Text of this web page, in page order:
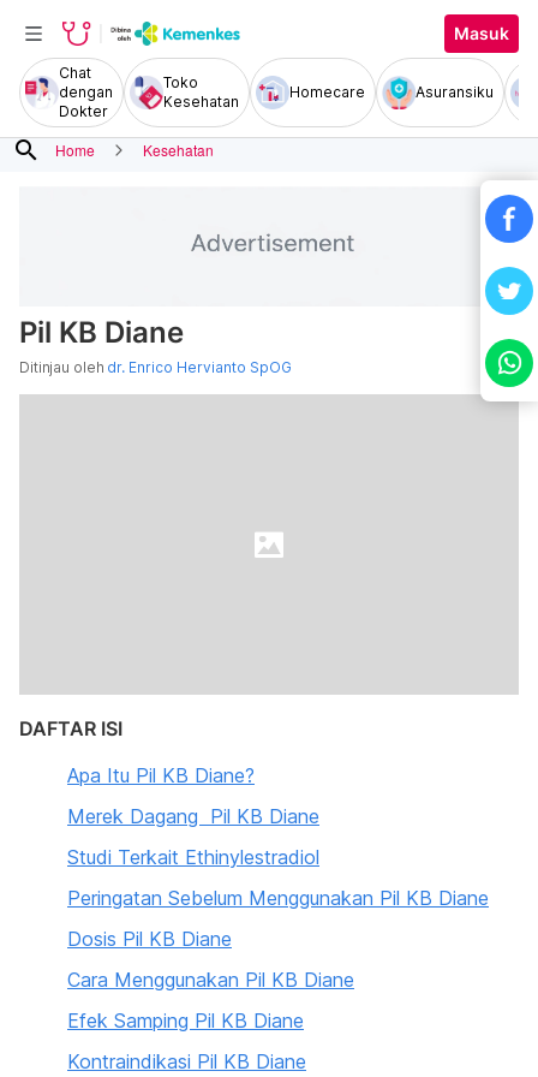
Masuk
Chat
dengan
Dokter
Toko
Kesehatan
Homecare Asuransiku
search Home Kesehatan
Pil KB Diane
Ditinjau oleh dr. Enrico Hervianto SpOG
DAFTAR ISI
Apa Itu Pil KB Diane?
Merek Dagang Pil KB Diane
Studi Terkait Ethinylestradiol
Peringatan Sebelum Menggunakan Pil KB Diane
Dosis Pil KB Diane
Cara Menggunakan Pil KB Diane
Efek Samping Pil KB Diane
Kontraindikasi Pil KB Diane